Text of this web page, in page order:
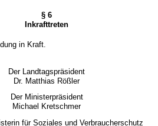
§ 6
Inkrafttreten
in Kraft.
Der Landtagspräsident
Dr. Matthias Rößler
Der Ministerpräsident
Michael Kretschmer
für Soziales und Verbraucherschutz